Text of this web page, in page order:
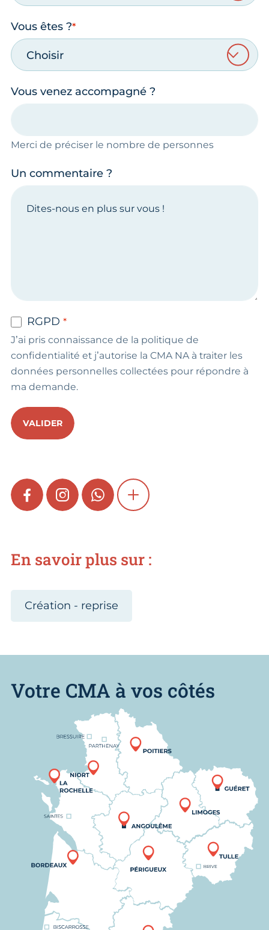
Vous êtes ?
Choisir
Vous venez accompagné ?
Merci de préciser le nombre de personnes
Un commentaire ?
RGPD
J’ai pris connaissance de la politique de
confidentialité et j’autorise la CMA NA à traiter les
données personnelles collectées pour répondre à
ma demande.
VALIDER
FACEBOOKINSTAGRAMWHATSAPPSHOW MORE
En savoir plus sur :
Création - reprise
Votre CMA à vos côtés